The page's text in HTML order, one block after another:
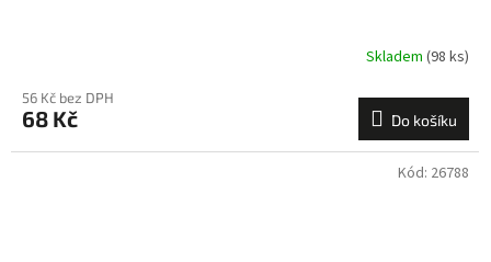
Skladem (98 ks)
56 Kč bez DPH
68 Kč Do košíku
Kód: 26788